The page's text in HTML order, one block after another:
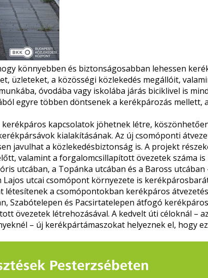
könnyebben és biztonságosabban lehessen
üzleteket, a közösségi közlekedés megállóit,
óvodába vagy iskolába járás biciklivel is
egyre többen döntsenek a kerékpározás mellett,
kapcsolatok jöhetnek létre,
kialakításának. Az új csomóponti
javulhat a közlekedésbiztonság is. A projekt
valamint a forgalomcsillapított övezetek száma is
utcában, a Topánka utcában és a Baross utcában
utcai csomópont környezete is
a csomópontokban kerékpáros
Szabótelepen és Pacsirtatelepen átfogó
övezetek létrehozásával. A kedvelt úti céloknál –
– új kerékpártámaszokat helyeznek el, hogy